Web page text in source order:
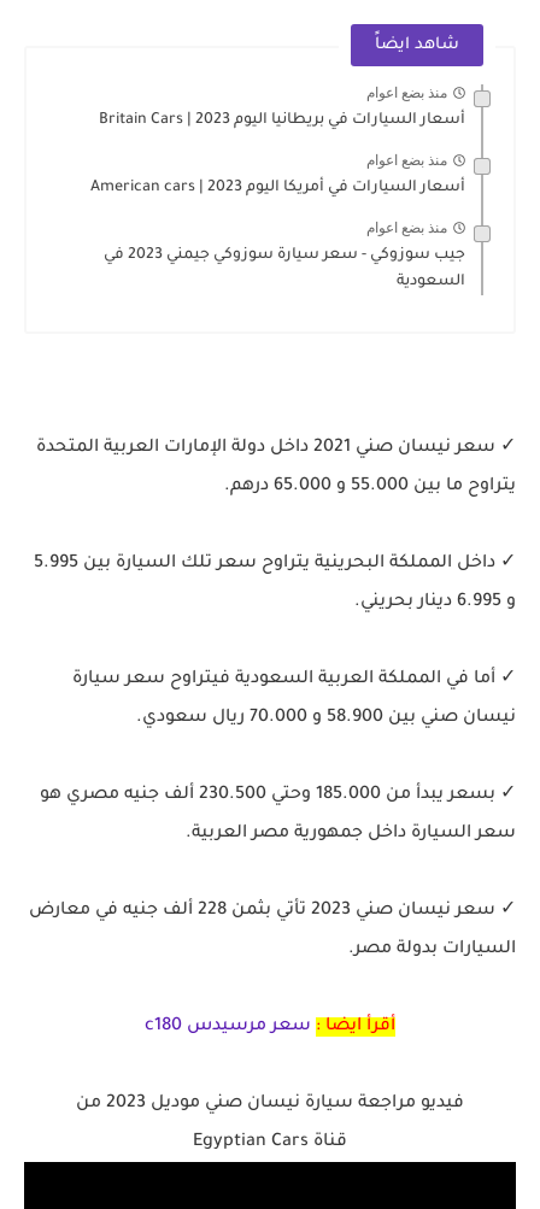
شاهد ايضاً
منذ بضع اعوام
أسعار السيارات في بريطانيا اليوم 2023 | Britain Cars
منذ بضع اعوام
أسعار السيارات في أمريكا اليوم 2023 | American cars
منذ بضع اعوام
جيب سوزوكي - سعر سيارة سوزوكي جيمني 2023 في
السعودية
✓ سعر نيسان صني 2021 داخل دولة الإمارات العربية المتحدة
يتراوح ما بين 55.000 و 65.000 درهم.
✓ داخل المملكة البحرينية يتراوح سعر تلك السيارة بين 5.995
و 6.995 دينار بحريني.
✓ أما في المملكة العربية السعودية فيتراوح سعر سيارة
نيسان صني بين 58.900 و 70.000 ريال سعودي.
✓ بسعر يبدأ من 185.000 وحتي 230.500 ألف جنيه مصري هو
سعر السيارة داخل جمهورية مصر العربية.
✓ سعر نيسان صني 2023 تأتي بثمن 228 ألف جنيه في معارض
السيارات بدولة مصر.
أقرأ ايضا : سعر مرسيدس c180
فيديو مراجعة سيارة نيسان صني موديل 2023 من
قناة Egyptian Cars